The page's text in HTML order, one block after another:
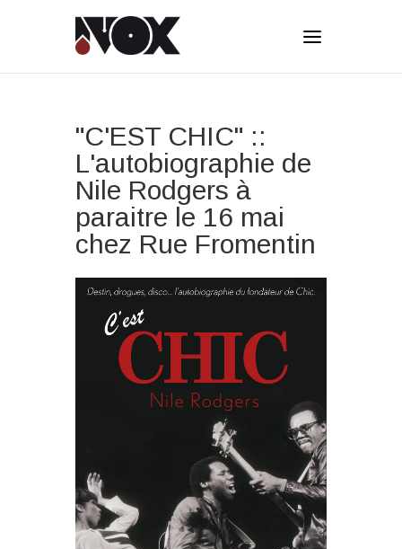
"C'EST CHIC" ::
L'autobiographie de
Nile Rodgers à
paraitre le 16 mai
chez Rue Fromentin